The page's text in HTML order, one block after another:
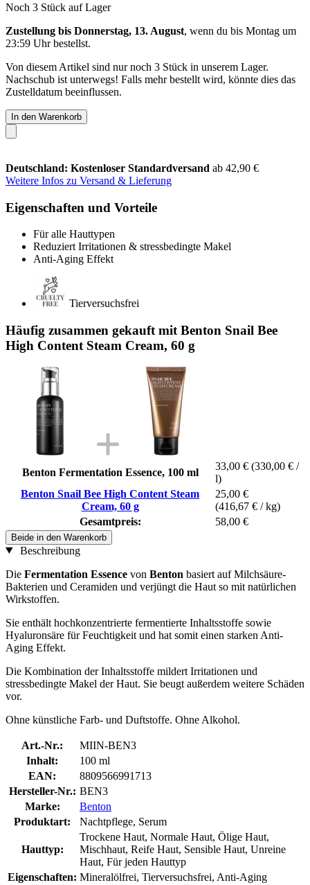
Noch 3 Stück auf Lager
Zustellung bis Donnerstag, 13. August, wenn du bis Montag um
23:59 Uhrbestellst.
Von diesem Artikel sind nur noch 3 Stück in unserem Lager.
Nachschub ist unterwegs! Falls mehr bestellt wird, könnte dies das
Zustelldatum beeinflussen.
In den Warenkorb
Deutschland: Kostenloser Standardversand ab 42,90 €
Weitere Infos zu Versand & Lieferung
Eigenschaften und Vorteile
Für alle Hauttypen
Reduziert Irritationen & stressbedingte Makel
Anti-Aging Effekt
Tierversuchsfrei
Häufig zusammen gekauft mit Benton Snail Bee
High Content Steam Cream, 60 g
Benton Fermentation Essence, 100 ml
33,00 € (330,00 € /
l)
Benton Snail Bee High Content Steam
Cream, 60 g
25,00 €
(416,67 € / kg)
Gesamtpreis:
58,00 €
Beide in den Warenkorb
Beschreibung
Die Fermentation Essence von Benton basiert auf Milchsäure-
Bakterien und Ceramiden und verjüngt die Haut so mit natürlichen
Wirkstoffen.
Sie enthält hochkonzentrierte fermentierte Inhaltsstoffe sowie
Hyaluronsäre für Feuchtigkeit und hat somit einen starken Anti-
Aging Effekt.
Die Kombination der Inhaltsstoffe mildert Irritationen und
stressbedingte Makel der Haut. Sie beugt außerdem weitere Schäden
vor.
Ohne künstliche Farb- und Duftstoffe. Ohne Alkohol.
Art.-Nr.:
MIIN-BEN3
Inhalt:
100 ml
EAN:
8809566991713
Hersteller-Nr.: BEN3
Marke:
Benton
Produktart:
Nachtpflege, Serum
Hauttyp:
Trockene Haut, Normale Haut, Ölige Haut,
Mischhaut, Reife Haut, Sensible Haut, Unreine
Haut, Für jeden Hauttyp
Eigenschaften: Mineralölfrei, Tierversuchsfrei, Anti-Aging